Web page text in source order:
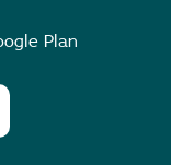
Plan